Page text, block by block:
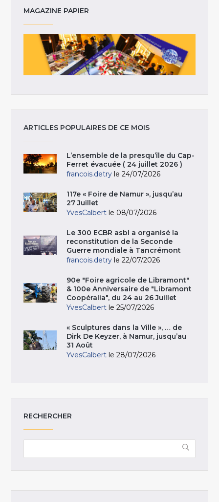
MAGAZINE PAPIER
ARTICLES POPULAIRES DE CE MOIS
L’ensemble de la presqu’île du Cap-
Ferret évacuée ( 24 juillet 2026 )
francois.detry le 24/07/2026
117e « Foire de Namur », jusqu’au
27 Juillet
YvesCalbert le 08/07/2026
Le 300 ECBR asbl a organisé la
reconstitution de la Seconde
Guerre mondiale à Tancrémont
francois.detry le 22/07/2026
90e "Foire agricole de Libramont"
& 100e Anniversaire de "Libramont
Coopéralia", du 24 au 26 Juillet
YvesCalbert le 25/07/2026
« Sculptures dans la Ville », … de
Dirk De Keyzer, à Namur, jusqu’au
31 Août
YvesCalbert le 28/07/2026
RECHERCHER